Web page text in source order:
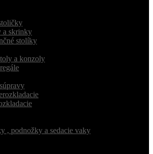
a skrinky
stolíky
a konzoly
, podnožky a sedacie vaky